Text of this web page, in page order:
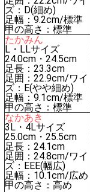
ズ：D(細め)
足幅：9.2cm/標準
甲の高さ：標準
たかみん
L・LLサイズ
24.0cm・24.5cm
足長：23.3cm
足囲：22.9cm/ワイ
ズ：E(やや細め)
足幅：9.1cm/標準
甲の高さ：標準
なかあき
3L・4Lサイズ
25.0cm・25.5cm
足長：24.1cm
足囲：24.8cm/ワイ
ズ：EEE(幅広)
足幅：10.1cm/広め
甲の高さ：高め